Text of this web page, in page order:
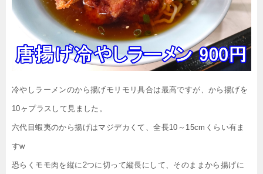
冷やしラーメンのから揚げモリモリ具合は最高ですが、から揚げを
10ヶプラスして見ました。
六代目蝦夷のから揚げはマジデカくて、全長10～15cmくらい有ま
すw
恐らくモモ肉を縦に2つに切って縦長にして、そのままから揚げに